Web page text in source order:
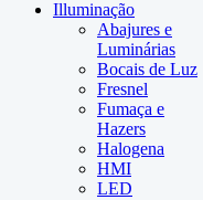
Illuminação
Abajures e
Luminárias
Bocais de Luz
Fresnel
Fumaça e
Hazers
Halogena
HMI
LED